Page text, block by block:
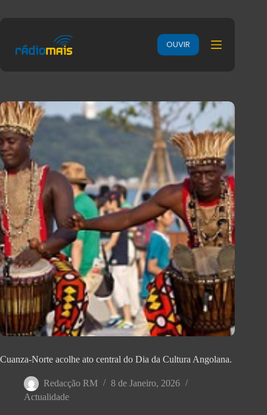
OUVIR
Cuanza-Norte acolhe ato central do Dia da Cultura Angolana.
Redacção RM
8 de Janeiro, 2026
Actualidade